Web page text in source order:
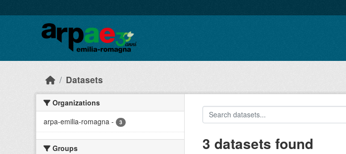
Datasets
Organizations
arpa-emilia-romagna - 3
Groups
3 datasets found